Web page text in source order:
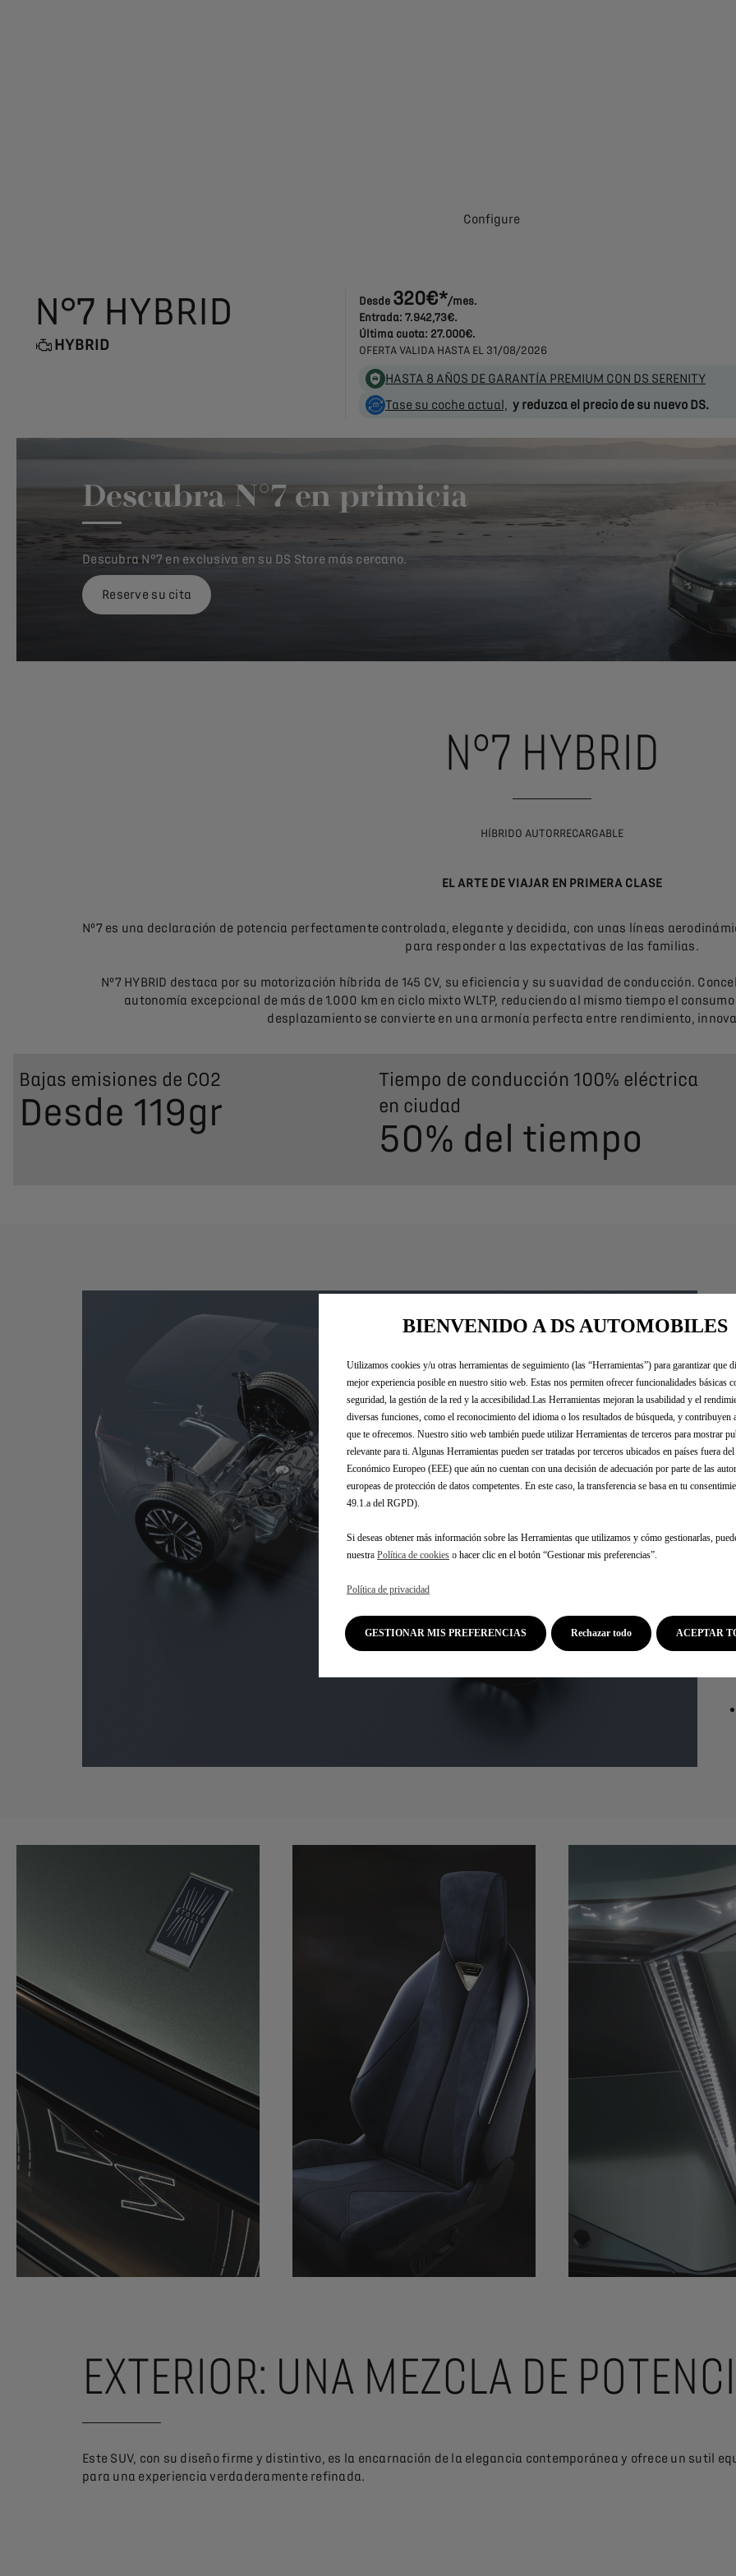
Configureㅤㅤ
N°7 HYBRID
HYBRID
Desde 320€*/mes.
Entrada: 7.942,73€.
Última cuota: 27.000€.
OFERTA VALIDA HASTA EL 31/08/2026
HASTA 8 AÑOS DE GARANTÍA PREMIUM CON DS SERENITY
Tase su coche actual, y reduzca el precio de su nuevo DS.
Descubra N°7 en primicia
Descubra N°7 en exclusiva en su DS Store más cercano.
Reserve su cita
N°7 HYBRID
HÍBRIDO AUTORRECARGABLE
EL ARTE DE VIAJAR EN PRIMERA CLASE
Nº7 es una declaración de potencia perfectamente controlada, elegante y decidida, con unas líneas
para responder a las expectativas de las familias.
Nº7 HYBRID destaca por su motorización híbrida de 145 CV, su eficiencia y su suavidad de conducción.
autonomía excepcional de más de 1.000 km en ciclo mixto WLTP, reduciendo al mismo tiempo el
desplazamiento se convierte en una armonía perfecta entre rendimiento,
Bajas emisiones de CO2
Desde 119gr
Tiempo de conducción 100% eléctrica
en ciudad
50% del tiempo
EXTERIOR: UNA MEZCLA DE
Este SUV, con su diseño firme y distintivo, es la encarnación de la elegancia contemporánea y ofrece un sutil
para una experiencia verdaderamente refinada.
BIENVENIDO A DS AUTOMOBILES
Utilizamos cookies y/u otras herramientas de seguimiento (las “Herramientas”) para garantizar que
mejor experiencia posible en nuestro sitio web. Estas nos permiten ofrecer funcionalidades básicas
seguridad, la gestión de la red y la accesibilidad.Las Herramientas mejoran la usabilidad y el
diversas funciones, como el reconocimiento del idioma o los resultados de búsqueda, y contribuyen
que te ofrecemos. Nuestro sitio web también puede utilizar Herramientas de terceros para mostrar
relevante para ti. Algunas Herramientas pueden ser tratadas por terceros ubicados en países fuera
Económico Europeo (EEE) que aún no cuentan con una decisión de adecuación por parte de las
europeas de protección de datos competentes. En este caso, la transferencia se basa en tu
49.1.a del RGPD).
Si deseas obtener más información sobre las Herramientas que utilizamos y cómo gestionarlas,
nuestra Política de cookies o hacer clic en el botón “Gestionar mis preferencias”.
Política de privacidad
GESTIONAR MIS PREFERENCIAS ACEPTAR
Rechazar todo